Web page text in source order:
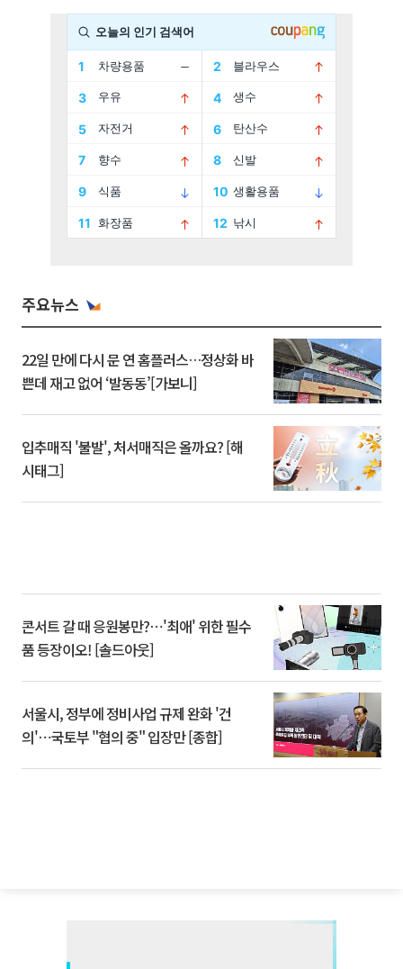
주요뉴스
22일 만에 다시 문 연 홈플러스…정상화 바
쁜데 재고 없어 ‘발동동’[가보니]
입추매직 '불발', 처서매직은 올까요? [해
시태그]
콘서트 갈 때 응원봉만?⋯'최애' 위한 필수
품 등장이오! [솔드아웃]
서울시, 정부에 정비사업 규제 완화 '건
의'⋯국토부 "협의 중" 입장만 [종합]